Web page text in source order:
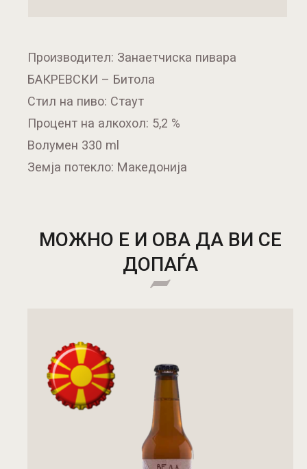
Производител: Занаетчиска пивара
БАКРЕВСКИ – Битола
Стил на пиво: Стаут
Процент на алкохол: 5,2 %
Волумен 330 ml
Земја потекло: Македонија
МОЖНО Е И ОВА ДА ВИ СЕ
ДОПАЃА